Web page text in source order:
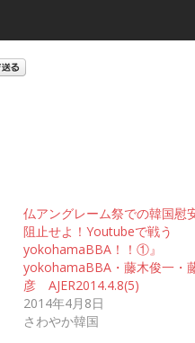
仏アングレーム祭での韓国慰
阻止せよ！Youtubeで戦う
yokohamaBBA！！①』
yokohamaBBA・藤木俊一・
彦 AJER2014.4.8(5)
2014年4月8日
さわやか韓国